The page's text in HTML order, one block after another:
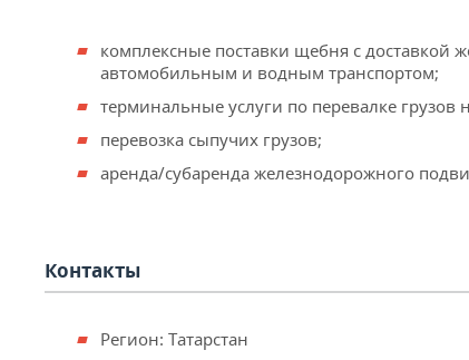
комплексные поставки щебня с доставкой
автомобильным и водным транспортом;
терминальные услуги по перевалке грузов
перевозка сыпучих грузов;
аренда/субаренда железнодорожного
Контакты
Регион: Татарстан